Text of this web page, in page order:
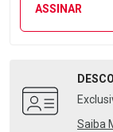
ASSINAR
Saiba